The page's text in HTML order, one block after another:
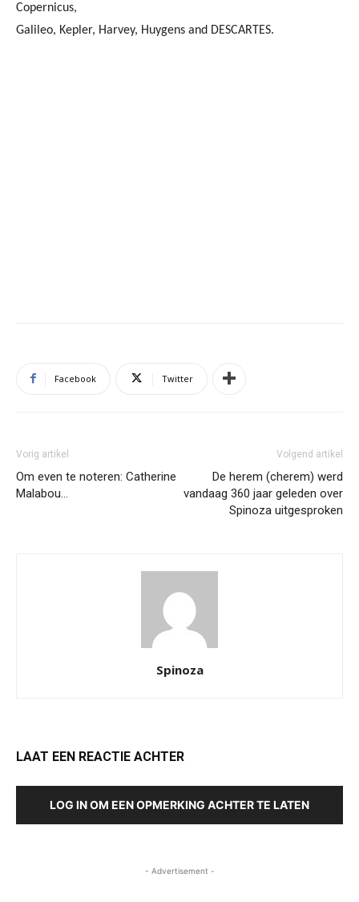
Copernicus,
Galileo, Kepler, Harvey, Huygens and DESCARTES.
Facebook Twitter
Vorig artikel
Om even te noteren: Catherine
Malabou…
Volgend artikel
De herem (cherem) werd
vandaag 360 jaar geleden over
Spinoza uitgesproken
Spinoza
LAAT EEN REACTIE ACHTER
LOG IN OM EEN OPMERKING ACHTER TE LATEN
- Advertisement -